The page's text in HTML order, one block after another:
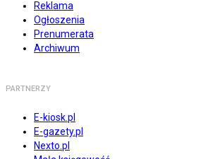
Reklama
Ogłoszenia
Prenumerata
Archiwum
PARTNERZY
E-kiosk.pl
E-gazety.pl
Nexto.pl